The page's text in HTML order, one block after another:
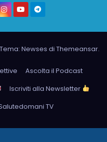
Tema: Newses di Themeansar.
Ascolta il Podcast
Iscriviti alla Newsletter
TV